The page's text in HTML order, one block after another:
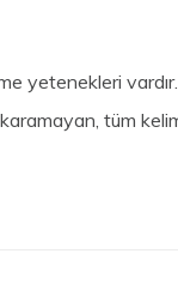
yetenekleri
tüm